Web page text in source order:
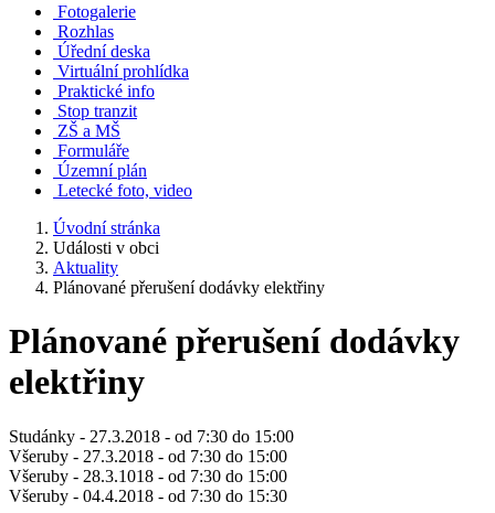
Fotogalerie
Rozhlas
Úřední deska
Virtuální prohlídka
Praktické info
Stop tranzit
ZŠ a MŠ
Formuláře
Územní plán
Letecké foto, video
Úvodní stránka
Události v obci
Aktuality
Plánované přerušení dodávky elektřiny
Plánované přerušení dodávky
elektřiny
Studánky - 27.3.2018 - od 7:30 do 15:00
Všeruby - 27.3.2018 - od 7:30 do 15:00
Všeruby - 28.3.1018 - od 7:30 do 15:00
Všeruby - 04.4.2018 - od 7:30 do 15:30